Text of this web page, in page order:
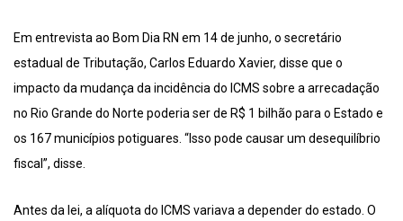
Em entrevista ao Bom Dia RN em 14 de junho, o secretário
estadual de Tributação, Carlos Eduardo Xavier, disse que o
impacto da mudança da incidência do ICMS sobre a arrecadação
no Rio Grande do Norte poderia ser de R$ 1 bilhão para o Estado e
os 167 municípios potiguares. “Isso pode causar um desequilíbrio
fiscal”, disse.
Antes da lei, a alíquota do ICMS variava a depender do estado. O